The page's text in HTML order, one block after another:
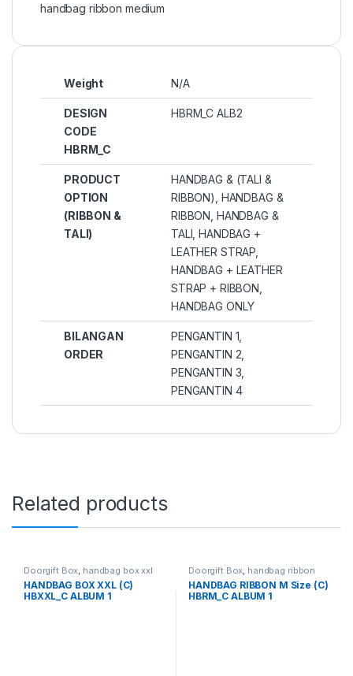
handbag ribbon medium
Weight N/A
DESIGN
CODE
HBRM_C
HBRM_C ALB2
PRODUCT
OPTION
(RIBBON &
TALI)
HANDBAG & (TALI &
RIBBON) HANDBAG &
RIBBON HANDBAG &
TALI ,HANDBAG +
LEATHER STRAP
HANDBAG + LEATHER
STRAP + RIBBON
HANDBAG ONLY
BILANGAN
ORDER
PENGANTIN 1,
PENGANTIN 2,
PENGANTIN 3,
PENGANTIN 4
Related products
Doorgift Box, handbag box xxl
HANDBAG BOX XXL (C)
HBXXL_C ALBUM 1
Doorgift Box, handbag ribbon
medium
HANDBAG RIBBON M Size (C)
HBRM_C ALBUM 1